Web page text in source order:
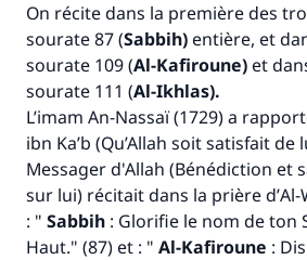
On récite dans la première des
sourate 87 (Sabbih) entière, et
sourate 109 (Al-Kafiroune) et
sourate 111 (Al-Ikhlas).
L’imam An-Nassaï (1729) a
ibn Ka’b (Qu’Allah soit satisfait de
Messager d'Allah (Bénédiction et
sur lui) récitait dans la prière d’Al-
: " Sabbih : Glorifie le nom de ton
Haut." (87) et : " Al-Kafiroune :